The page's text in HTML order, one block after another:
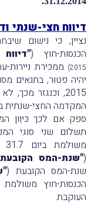
דיווח חצי-שנתי
נציין, כי נישום
הכנסות-חוץ (
2015)
ממכירת
יהיה פטוּר, בתנאים
2015, וכנגזר
המקדמה החצי-שנתית
ספק אם לכך כּיוֵון
תשלום שני סוגי
("שנת-המס
שנת-המס הקובעת (
העוקבת.